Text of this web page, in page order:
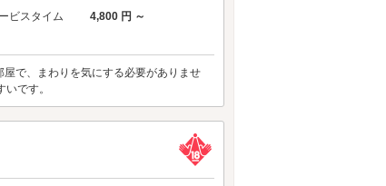
ビスタイム
4,800 円 ～
で、まわりを気にする必要がありませ
です。